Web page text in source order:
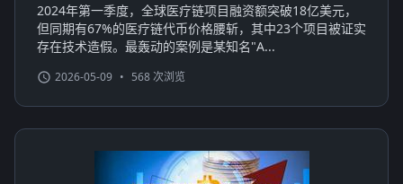
2024年第一季度，全球医疗链项目融资额突破18亿美元，
但同期有67%的医疗链代币价格腰斩，其中23个项目被证实
存在技术造假。最轰动的案例是某知名"A...
2026-05-09 • 568 次浏览